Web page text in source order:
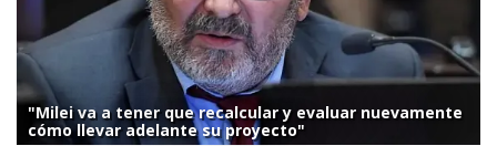
"Milei va a tener que recalcular y evaluar nuevamente
cómo llevar adelante su proyecto"